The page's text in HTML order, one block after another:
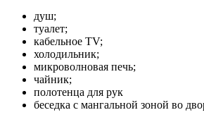
душ;
туалет;
кабельное TV;
холодильник;
микроволновая печь;
чайник;
полотенца для рук
беседка с мангальной зоной во